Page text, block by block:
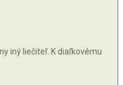
iný liečiteľ. K diaľkovému